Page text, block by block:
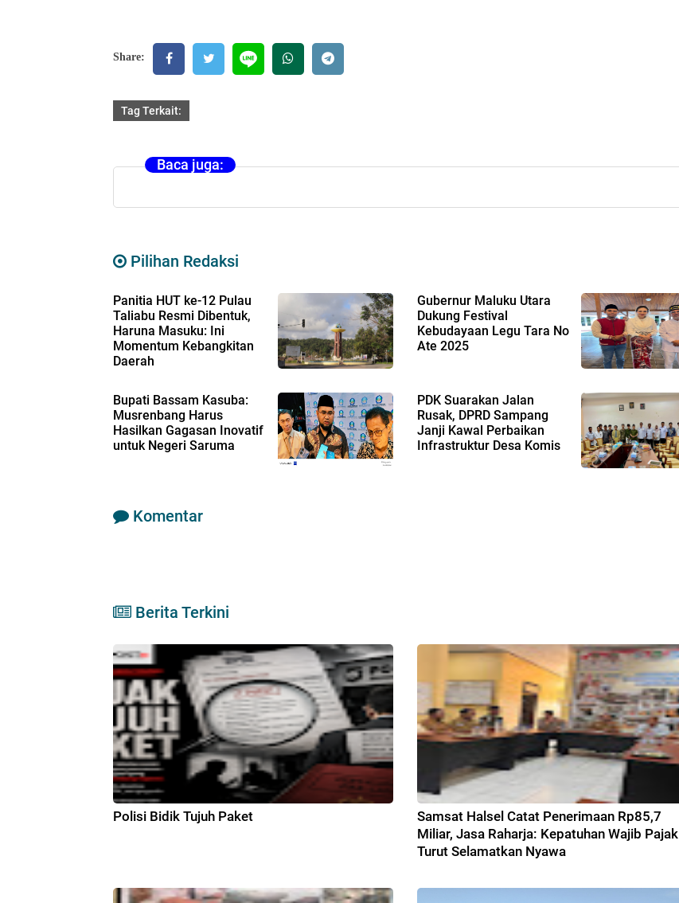
Share:
Tag Terkait:
Baca juga:
Pilihan Redaksi
Panitia HUT ke-12 Pulau
Taliabu Resmi Dibentuk,
Haruna Masuku: Ini
Momentum Kebangkitan
Daerah
Gubernur Maluku Utara
Dukung Festival
Kebudayaan Legu Tara No
Ate 2025
Bupati Bassam Kasuba:
Musrenbang Harus
Hasilkan Gagasan Inovatif
untuk Negeri Saruma
PDK Suarakan Jalan
Rusak, DPRD Sampang
Janji Kawal Perbaikan
Infrastruktur Desa Komis
Komentar
Berita Terkini
Polisi Bidik Tujuh Paket
Samsat Halsel Catat Penerimaan Rp85,7
Miliar, Jasa Raharja: Kepatuhan Wajib Pajak
Turut Selamatkan Nyawa